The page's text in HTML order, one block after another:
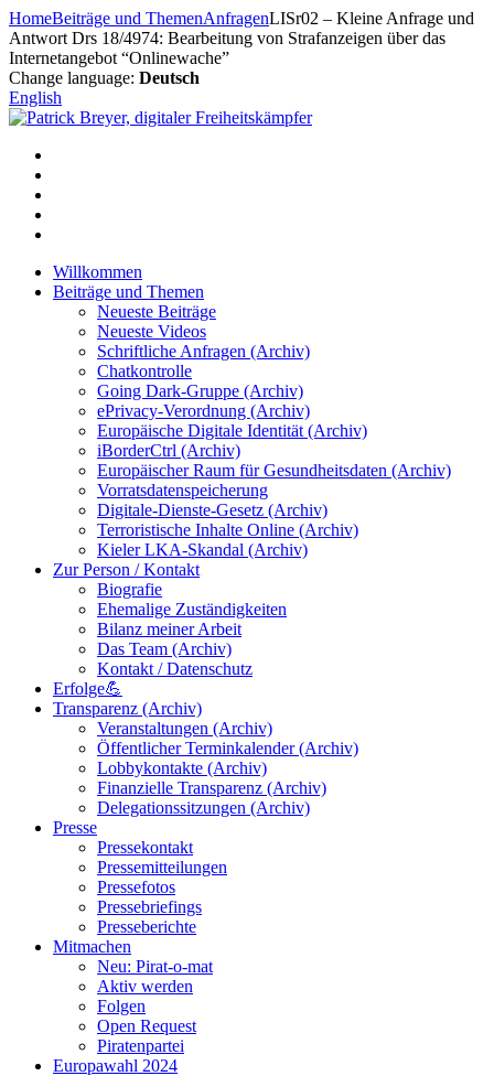
Zum
Inhalt
springen
HomeBeiträge und ThemenAnfragenLISr02 – Kleine Anfrage und
Antwort Drs 18/4974: Bearbeitung von Strafanzeigen über das
Internetangebot “Onlinewache”
Change language: Deutsch
English
Willkommen
Beiträge und Themen
Neueste Beiträge
Neueste Videos
Schriftliche Anfragen (Archiv)
Chatkontrolle
Going Dark-Gruppe (Archiv)
ePrivacy-Verordnung (Archiv)
Europäische Digitale Identität (Archiv)
iBorderCtrl (Archiv)
Europäischer Raum für Gesundheitsdaten (Archiv)
Vorratsdatenspeicherung
Digitale-Dienste-Gesetz (Archiv)
Terroristische Inhalte Online (Archiv)
Kieler LKA-Skandal (Archiv)
Zur Person / Kontakt
Biografie
Ehemalige Zuständigkeiten
Bilanz meiner Arbeit
Das Team (Archiv)
Kontakt / Datenschutz
Erfolge💪
Transparenz (Archiv)
Veranstaltungen (Archiv)
Öffentlicher Terminkalender (Archiv)
Lobbykontakte (Archiv)
Finanzielle Transparenz (Archiv)
Delegationssitzungen (Archiv)
Presse
Pressekontakt
Pressemitteilungen
Pressefotos
Pressebriefings
Presseberichte
Mitmachen
Neu: Pirat-o-mat
Aktiv werden
Folgen
Open Request
Piratenpartei
Europawahl 2024